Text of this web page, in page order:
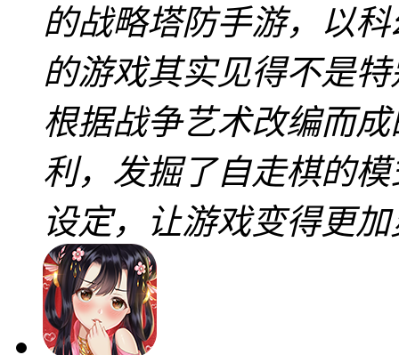
的战略塔防手游，以
的游戏其实见得不是
根据战争艺术改编而
利，发掘了自走棋的
设定，让游戏变得更